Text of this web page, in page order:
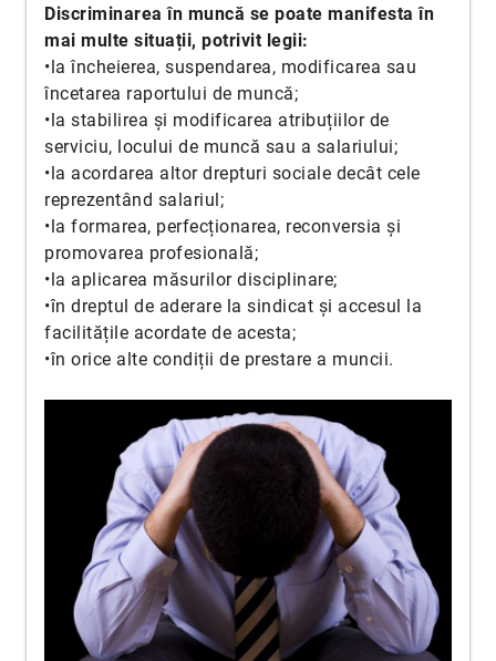
Discriminarea în muncă se poate manifesta în
mai multe situații, potrivit legii:
•la încheierea, suspendarea, modificarea sau
încetarea raportului de muncă;
•la stabilirea și modificarea atribuțiilor de
serviciu, locului de muncă sau a salariului;
•la acordarea altor drepturi sociale decât cele
reprezentând salariul;
•la formarea, perfecționarea, reconversia și
promovarea profesională;
•la aplicarea măsurilor disciplinare;
•în dreptul de aderare la sindicat și accesul la
facilitățile acordate de acesta;
•în orice alte condiții de prestare a muncii.